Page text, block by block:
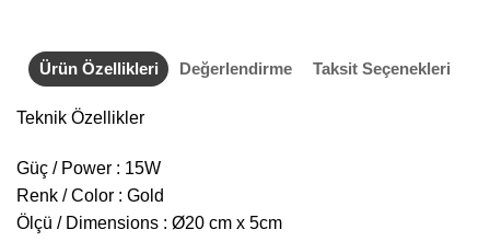
Ürün Özellikleri Değerlendirme Taksit Seçenekleri
Teknik Özellikler
Güç / Power : 15W
Renk / Color : Gold
Ölçü / Dimensions : Ø20 cm x 5cm